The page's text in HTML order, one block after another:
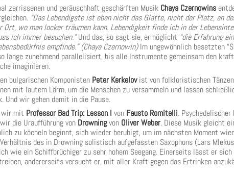
zerrissenen und geräuschhaft geschärften Musik Chaya Czernowins
“Das Lebendigste ist eben nicht das Glatte, nicht der Platz, an
Ort, wo man locker träumen kann. Lebendigkeit finde ich in der
ich immer besuchen.”Und das, so sagt sie, ermöglicht “die Erfahrung
empfinde.” (Chaya Czernowin)Im ungewöhnlich besetzten
lange zunehmend parallelisiert, bis alle Instrumente gemeinsam den
imaginieren.
bulgarischen Komponisten Peter Kerkelovist von folkloristischen
mit lautem Lärm, um die Menschen zu versammeln und lassen
Und wir gehen damit in die Pause.
wir mit Professor Bad Trip: Lesson I von Fausto Romitelli. Psychedelischer
die Uraufführung von Drowningvon Oliver Weber. Diese Musik gleicht
zu köcheln beginnt, sich wieder beruhigt, um im nächsten Moment
des in Drowning solistisch aufgefassten Saxophons (Lars
wie ein Schiffbrüchiger zu sehr hohem Seegang. Einerseits lässt er
andererseits versucht er, mit aller Kraft gegen das Ertrinken